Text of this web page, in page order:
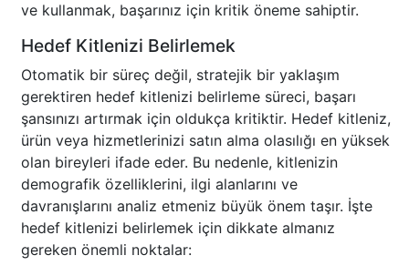
ve kullanmak, başarınız için kritik öneme sahiptir.
Hedef Kitlenizi Belirlemek
Otomatik bir süreç değil, stratejik bir yaklaşım
gerektiren hedef kitlenizi belirleme süreci, başarı
şansınızı artırmak için oldukça kritiktir. Hedef kitleniz,
ürün veya hizmetlerinizi satın alma olasılığı en yüksek
olan bireyleri ifade eder. Bu nedenle, kitlenizin
demografik özelliklerini, ilgi alanlarını ve
davranışlarını analiz etmeniz büyük önem taşır. İşte
hedef kitlenizi belirlemek için dikkate almanız
gereken önemli noktalar: